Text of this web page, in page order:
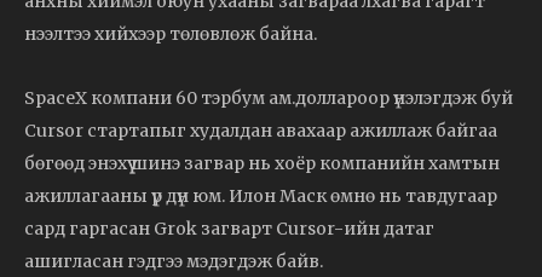
нээлтээ хийхээр төлөвлөж байна.
SpaceX компани 60 тэрбум ам.доллароор үнэлэгдэж буй
Cursor стартапыг худалдан авахаар ажиллаж байгаа
бөгөөд энэхүү шинэ загвар нь хоёр компанийн хамтын
ажиллагааны үр дүн юм. Илон Маск өмнө нь тавдугаар
сард гаргасан Grok загварт Cursor-ийн датаг
ашигласан гэдгээ мэдэгдэж байв.